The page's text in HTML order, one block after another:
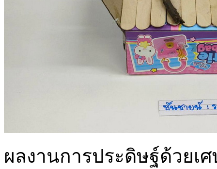
ผลงานการประดิษฐ์ด้วยเ